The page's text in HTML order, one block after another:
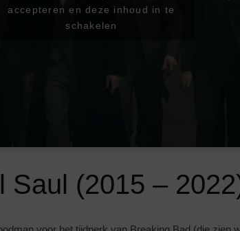
accepteren en deze inhoud in te
schakelen
Saul (2015 –